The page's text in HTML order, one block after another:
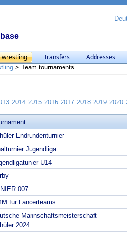
wrestling Transfers Addresses
> Team tournaments
2014 2015 2016 2017 2018 2019 2020
Endrundenturnier
Jugendliga
U14
007
für Länderteams
Mannschaftsmeisterschaft
2024